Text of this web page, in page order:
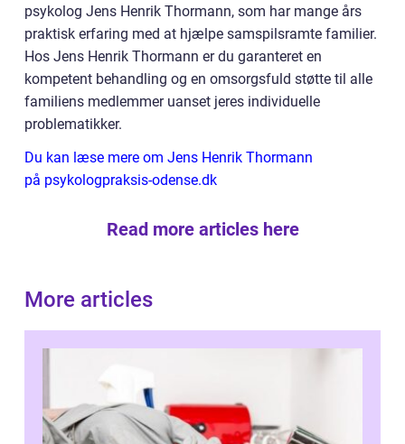
psykolog Jens Henrik Thormann, som har mange års
praktisk erfaring med at hjælpe samspilsramte familier.
Hos Jens Henrik Thormann er du garanteret en
kompetent behandling og en omsorgsfuld støtte til alle
familiens medlemmer uanset jeres individuelle
problematikker.
Du kan læse mere om Jens Henrik Thormann
på psykologpraksis-odense.dk
Read more articles here
More articles